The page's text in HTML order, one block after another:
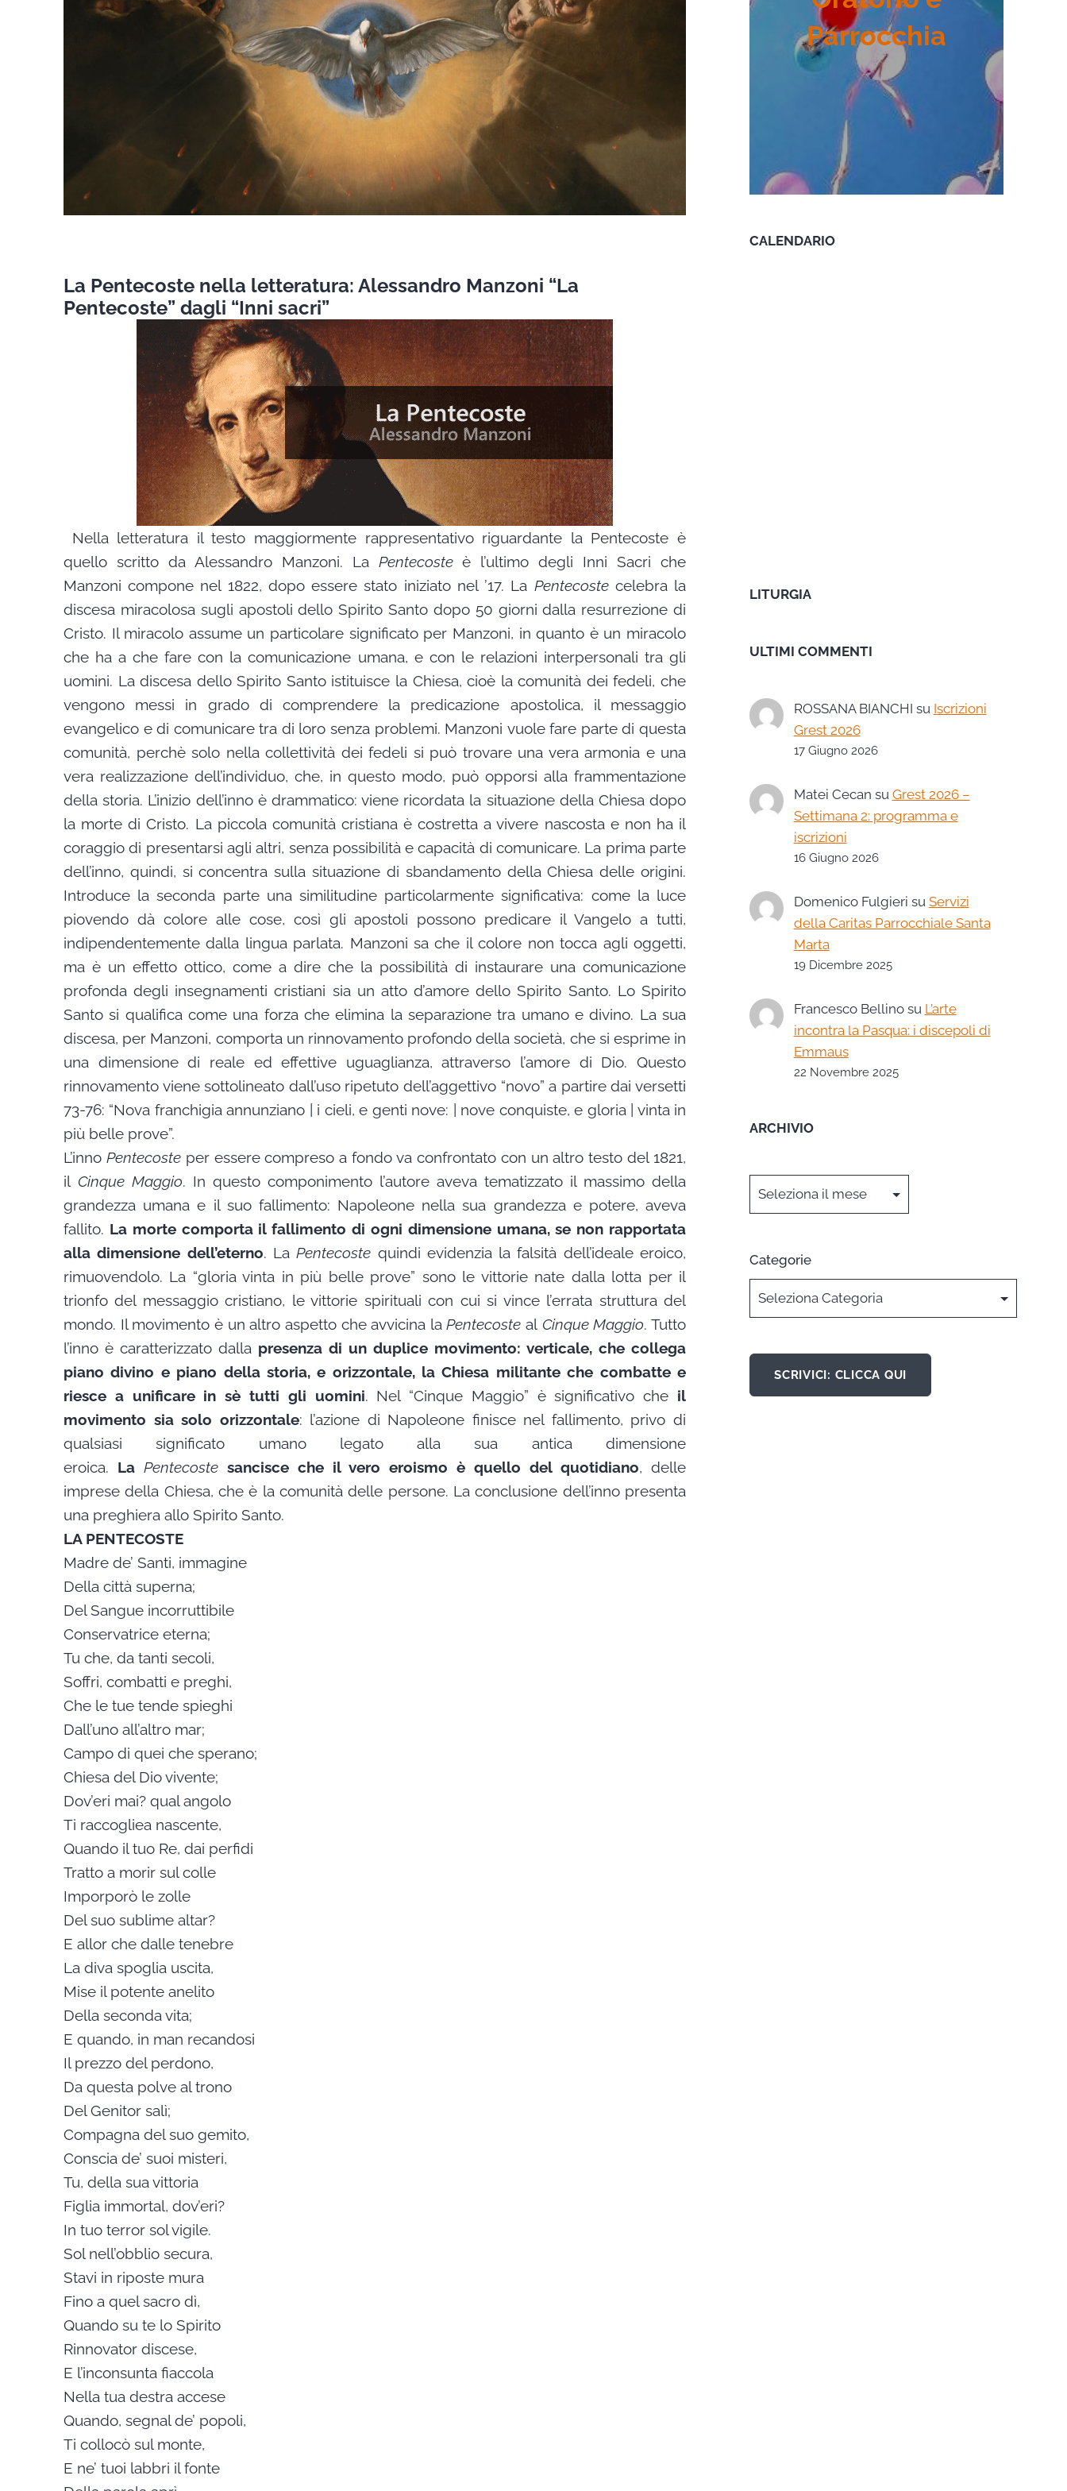
La Pentecoste nella letteratura: Alessandro Manzoni “La
Pentecoste” dagli “Inni sacri”
Nella letteratura il testo maggiormente rappresentativo riguardante la Pentecoste è
quello scritto da Alessandro Manzoni. La Pentecosteè l’ultimo degli Inni Sacri che
Manzoni compone nel 1822, dopo essere stato iniziato nel ’17. La Pentecostecelebra la
discesa miracolosa sugli apostoli dello Spirito Santo dopo 50 giorni dalla resurrezione di
Cristo. Il miracolo assume un particolare significato per Manzoni, in quanto è un miracolo
che ha a che fare con la comunicazione umana, e con le relazioni interpersonali tra gli
uomini. La discesa dello Spirito Santo istituisce la Chiesa, cioè la comunità dei fedeli, che
vengono messi in grado di comprendere la predicazione apostolica, il messaggio
evangelico e di comunicare tra di loro senza problemi. Manzoni vuole fare parte di questa
comunità, perchè solo nella collettività dei fedeli si può trovare una vera armonia e una
vera realizzazione dell’individuo, che, in questo modo, può opporsi alla frammentazione
della storia. L’inizio dell’inno è drammatico: viene ricordata la situazione della Chiesa dopo
la morte di Cristo. La piccola comunità cristiana è costretta a vivere nascosta e non ha il
coraggio di presentarsi agli altri, senza possibilità e capacità di comunicare. La prima parte
dell’inno, quindi, si concentra sulla situazione di sbandamento della Chiesa delle origini.
Introduce la seconda parte una similitudine particolarmente significativa: come la luce
piovendo dà colore alle cose, così gli apostoli possono predicare il Vangelo a tutti,
indipendentemente dalla lingua parlata. Manzoni sa che il colore non tocca agli oggetti,
ma è un effetto ottico, come a dire che la possibilità di instaurare una comunicazione
profonda degli insegnamenti cristiani sia un atto d’amore dello Spirito Santo. Lo Spirito
Santo si qualifica come una forza che elimina la separazione tra umano e divino. La sua
discesa, per Manzoni, comporta un rinnovamento profondo della società, che si esprime in
una dimensione di reale ed effettive uguaglianza, attraverso l’amore di Dio. Questo
rinnovamento viene sottolineato dall’uso ripetuto dell’aggettivo “novo” a partire dai versetti
73-76: “Nova franchigia annunziano | i cieli, e genti nove: | nove conquiste, e gloria | vinta in
più belle prove”.
L’inno Pentecoste per essere compreso a fondo va confrontato con un altro testo del 1821,
il Cinque Maggio. In questo componimento l’autore aveva tematizzato il massimo della
grandezza umana e il suo fallimento: Napoleone nella sua grandezza e potere, aveva
fallito. La morte comporta il fallimento di ogni dimensione umana, se non rapportata
alla dimensione dell’eterno. LaPentecoste quindi evidenzia la falsità dell’ideale eroico,
rimuovendolo. La “gloria vinta in più belle prove” sono le vittorie nate dalla lotta per il
trionfo del messaggio cristiano, le vittorie spirituali con cui si vince l’errata struttura del
mondo. Il movimento è un altro aspetto che avvicina laPentecoste al Cinque Maggio. Tutto
l’inno è caratterizzato dalla presenza di un duplice movimento: verticale, che collega
piano divino e piano della storia, e orizzontale, la Chiesa militante che combatte e
riesce a unificare in sè tutti gli uomini. Nel “Cinque Maggio” è significativo che il
movimento sia solo orizzontale: l’azione di Napoleone finisce nel fallimento, privo di
qualsiasi significato umano legato alla sua antica dimensione
eroica. La Pentecoste sancisce che il vero eroismo è quello del quotidiano, delle
imprese della Chiesa, che è la comunità delle persone. La conclusione dell’inno presenta
una preghiera allo Spirito Santo.
LA PENTECOSTE
Madre de’ Santi, immagine
Della città superna;
Del Sangue incorruttibile
Conservatrice eterna;
Tu che, da tanti secoli,
Soffri, combatti e preghi,
Che le tue tende spieghi
Dall’uno all’altro mar;
Campo di quei che sperano;
Chiesa del Dio vivente;
Dov’eri mai? qual angolo
Ti raccogliea nascente,
Quando il tuo Re, dai perfidi
Tratto a morir sul colle
Imporporò le zolle
Del suo sublime altar?
E allor che dalle tenebre
La diva spoglia uscita,
Mise il potente anelito
Della seconda vita;
E quando, in man recandosi
Il prezzo del perdono,
Da questa polve al trono
Del Genitor salì;
Compagna del suo gemito,
Conscia de’ suoi misteri,
Tu, della sua vittoria
Figlia immortal, dov’eri?
In tuo terror sol vigile.
Sol nell’obblio secura,
Stavi in riposte mura
Fino a quel sacro dì,
Quando su te lo Spirito
Rinnovator discese,
E l’inconsunta fiaccola
Nella tua destra accese
Quando, segnal de’ popoli,
Ti collocò sul monte,
E ne’ tuoi labbri il fonte
Parrocchia
CALENDARIO
LITURGIA
ULTIMI COMMENTI
ROSSANA BIANCHI su Iscrizioni
Grest 2026
17 Giugno 2026
Matei Cecan su Grest 2026 –
Settimana 2: programma e
iscrizioni
16 Giugno 2026
Domenico Fulgieri su Servizi
della Caritas Parrocchiale Santa
Marta
19 Dicembre 2025
Francesco Bellinosu L’arte
incontra la Pasqua: i discepoli di
Emmaus
22 Novembre 2025
ARCHIVIO
Categorie
SCRIVICI: CLICCA QUI